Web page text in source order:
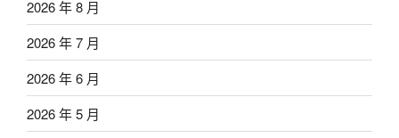
2026 年 8 月
2026 年 7 月
2026 年 6 月
2026 年 5 月